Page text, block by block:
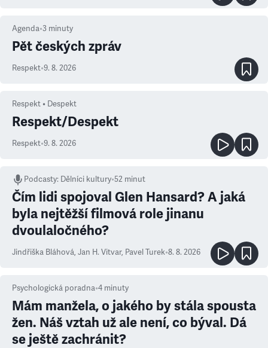
Agenda•3 minuty
Pět českých zpráv
Respekt•9. 8. 2026
Respekt • Despekt
Respekt/Despekt
Respekt•9. 8. 2026
Podcasty: Dělníci kultury•52 minut
Čím lidi spojoval Glen Hansard? A jaká
byla nejtěžší filmová role jinanu
dvoulaločného?
Jindřiška Bláhová, Jan H. Vitvar, Pavel Turek•8. 8. 2026
Psychologická poradna•4 minuty
Mám manžela, o jakého by stála spousta
žen. Náš vztah už ale není, co býval. Dá
se ještě zachránit?